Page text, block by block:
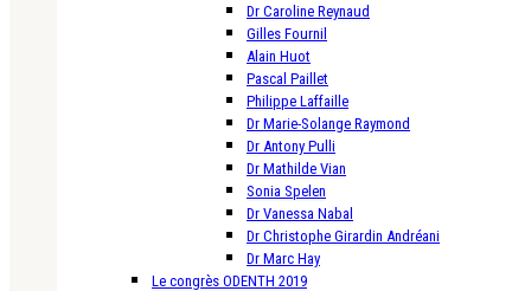
Dr Caroline Reynaud
Gilles Fournil
Alain Huot
Pascal Paillet
Philippe Laffaille
Dr Marie-Solange Raymond
Dr Antony Pulli
Dr Mathilde Vian
Sonia Spelen
Dr Vanessa Nabal
Dr Christophe Girardin Andréani
Dr Marc Hay
Le congrès ODENTH 2019